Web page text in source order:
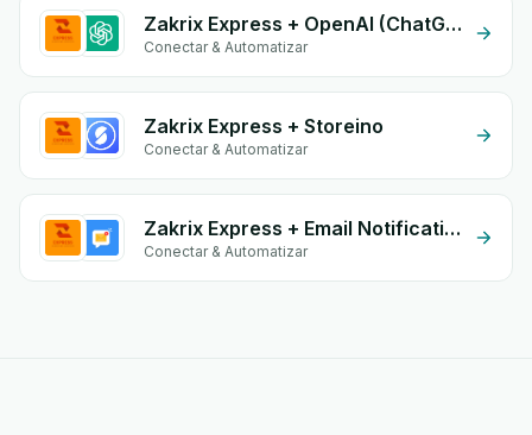
Zakrix Express + OpenAI (ChatGPT)
Conectar & Automatizar
Zakrix Express + Storeino
Conectar & Automatizar
Zakrix Express + Email Notifications by eGrow
Conectar & Automatizar